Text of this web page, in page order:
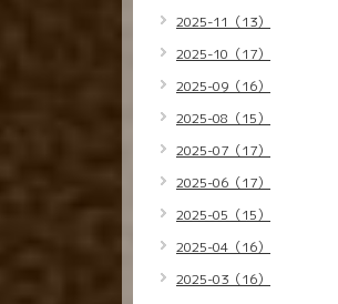
2025-11（13）
2025-10（17）
2025-09（16）
2025-08（15）
2025-07（17）
2025-06（17）
2025-05（15）
2025-04（16）
2025-03（16）